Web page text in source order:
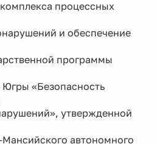
процессных
и обеспечение
программы
Югры «Безопасность
утвержденной
автономного